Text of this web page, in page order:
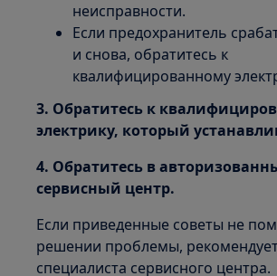
неисправности.
Если предохранитель
и снова, обратитесь к
квалифицированному
3. Обратитесь к
электрику, который
4. Обратитесь в
сервисный центр.
Если приведенные советы не
решении проблемы,
специалиста сервисного центра.